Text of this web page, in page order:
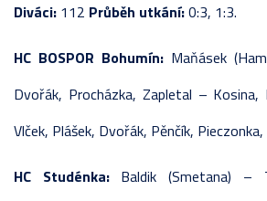
Diváci: 112 Průběh utkání:0:3, 1:3.
HC BOSPOR Bohumín: Maňásek
Dvořák, Procházka, Zapletal – Kosina,
Vlček, Plášek, Dvořák, Pěnčík,
HC Studénka: Baldik (Smetana) –